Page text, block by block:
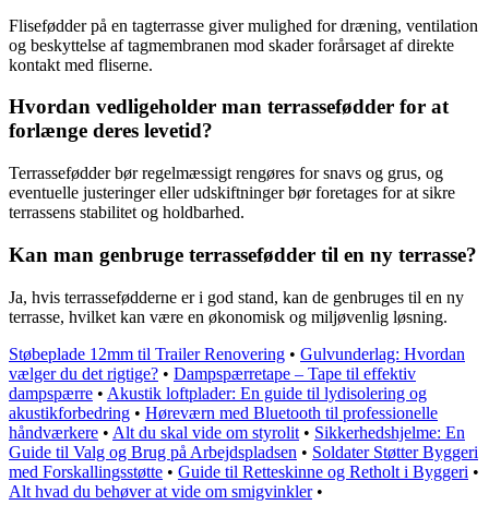
Flisefødder på en tagterrasse giver mulighed for dræning, ventilation
og beskyttelse af tagmembranen mod skader forårsaget af direkte
kontakt med fliserne.
Hvordan vedligeholder man terrassefødder for at
forlænge deres levetid?
Terrassefødder bør regelmæssigt rengøres for snavs og grus, og
eventuelle justeringer eller udskiftninger bør foretages for at sikre
terrassens stabilitet og holdbarhed.
Kan man genbruge terrassefødder til en ny terrasse?
Ja, hvis terrassefødderne er i god stand, kan de genbruges til en ny
terrasse, hvilket kan være en økonomisk og miljøvenlig løsning.
Støbeplade 12mm til Trailer Renovering • Gulvunderlag: Hvordan
vælger du det rigtige? • Dampspærretape – Tape til effektiv
dampspærre • Akustik loftplader: En guide til lydisolering og
akustikforbedring • Høreværn med Bluetooth til professionelle
håndværkere • Alt du skal vide om styrolit • Sikkerhedshjelme: En
Guide til Valg og Brug på Arbejdspladsen • Soldater Støtter Byggeri
med Forskallingsstøtte • Guide til Retteskinne og Retholt i Byggeri •
Alt hvad du behøver at vide om smigvinkler•